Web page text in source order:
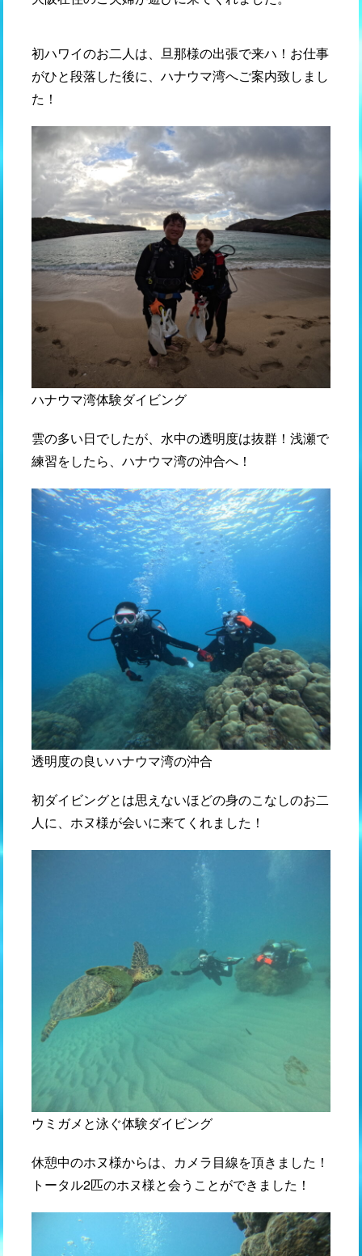
初ハワイのお二人は、旦那様の出張で来ハ！お仕事
がひと段落した後に、ハナウマ湾へご案内致しまし
た！
ハナウマ湾体験ダイビング
雲の多い日でしたが、水中の透明度は抜群！浅瀬で
練習をしたら、ハナウマ湾の沖合へ！
透明度の良いハナウマ湾の沖合
初ダイビングとは思えないほどの身のこなしのお二
人に、ホヌ様が会いに来てくれました！
ウミガメと泳ぐ体験ダイビング
休憩中のホヌ様からは、カメラ目線を頂きました！
トータル2匹のホヌ様と会うことができました！